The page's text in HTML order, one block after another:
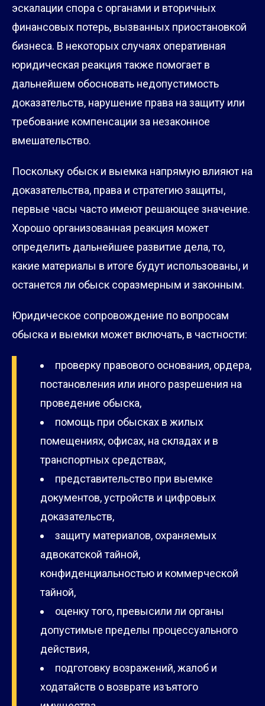
эскалации спора с органами и вторичных
финансовых потерь, вызванных приостановкой
бизнеса. В некоторых случаях оперативная
юридическая реакция также помогает в
дальнейшем обосновать недопустимость
доказательств, нарушение права на защиту или
требование компенсации за незаконное
вмешательство.
Поскольку обыск и выемка напрямую влияют на
доказательства, права и стратегию защиты,
первые часы часто имеют решающее значение.
Хорошо организованная реакция может
определить дальнейшее развитие дела, то,
какие материалы в итоге будут использованы, и
останется ли обыск соразмерным и законным.
Юридическое сопровождение по вопросам
обыска и выемки может включать, в частности:
проверку правового основания, ордера,
постановления или иного разрешения на
проведение обыска,
помощь при обысках в жилых
помещениях, офисах, на складах и в
транспортных средствах,
представительство при выемке
документов, устройств и цифровых
доказательств,
защиту материалов, охраняемых
адвокатской тайной,
конфиденциальностью и коммерческой
тайной,
оценку того, превысили ли органы
допустимые пределы процессуального
действия,
подготовку возражений, жалоб и
ходатайств о возврате изъятого